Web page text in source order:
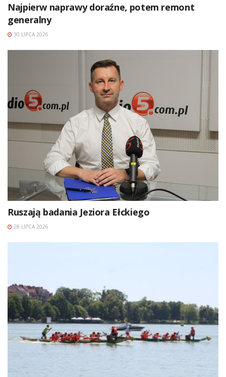
Najpierw naprawy doraźne, potem remont
generalny
30 LIPCA 2026
Ruszają badania Jeziora Ełckiego
28 LIPCA 2026